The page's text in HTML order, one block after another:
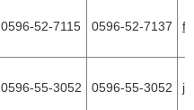
0596-52-7115 0596-52-7137
0596-55-3052 0596-55-3052